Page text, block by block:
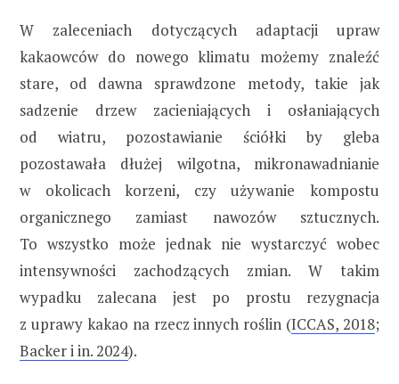
W zaleceniach dotyczących adaptacji upraw
kakaowców do nowego klimatu możemy znaleźć
stare, od dawna sprawdzone metody, takie jak
sadzenie drzew zacieniających i osłaniających
od wiatru, pozostawianie ściółki by gleba
pozostawała dłużej wilgotna, mikronawadnianie
w okolicach korzeni, czy używanie kompostu
organicznego zamiast nawozów sztucznych.
To wszystko może jednak nie wystarczyć wobec
intensywności zachodzących zmian. W takim
wypadku zalecana jest po prostu rezygnacja
z uprawy kakao na rzecz innych roślin (ICCAS, 2018;
Backer i in. 2024).